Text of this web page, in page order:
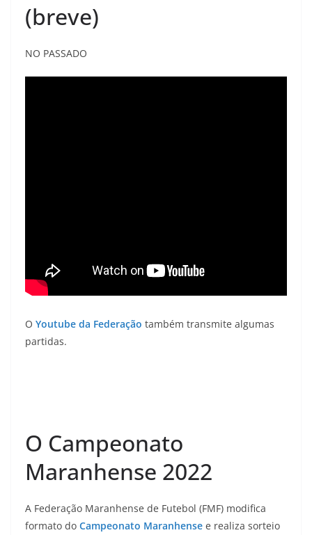
(breve)
NO PASSADO
O Youtube da Federação também transmite algumas
partidas.
O Campeonato
Maranhense 2022
A Federação Maranhense de Futebol (FMF) modifica
formato do Campeonato Maranhense e realiza sorteio